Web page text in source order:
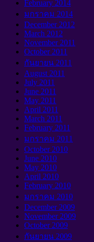
February 2014
มกราคม 2014
December2012
March 2012
November2011
October2011
กันยายน 2011
August 2011
July 2011
June 2011
May 2011
April 2011
March 2011
February 2011
มกราคม 2011
October2010
June 2010
May 2010
April 2010
February 2010
มกราคม 2010
December2009
November2009
October2009
กันยายน 2009